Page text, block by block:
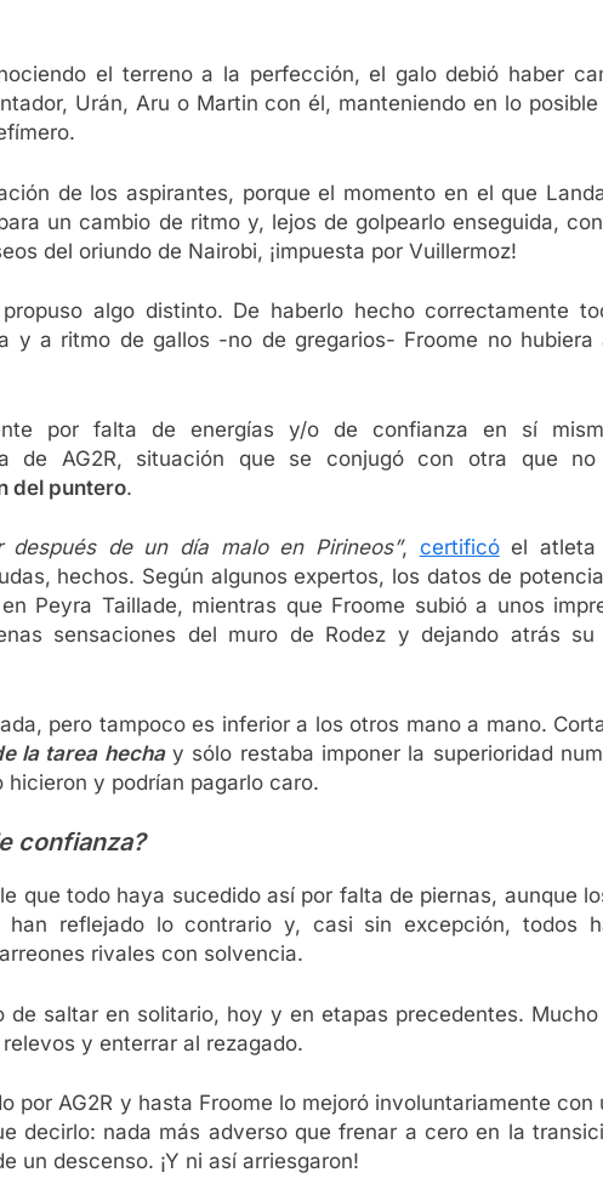
el terreno a la perfección, el galo debió haber
Urán, Aru o Martin con él, manteniendo en lo
de los aspirantes, porque el momento en el que
un cambio de ritmo y, lejos de golpearlo enseguida,
del oriundo de Nairobi, ¡impuesta por Vuillermoz!
algo distinto. De haberlo hecho correctamente
y a ritmo de gallos -no de gregarios- Froome no hubiera
por falta de energías y/o de confianza en sí
de AG2R, situación que se conjugó con otra que
del puntero.
después de un día malo en Pirineos”, certificóel atleta
hechos. Según algunos expertos, los datos de
Peyra Taillade, mientras que Froome subió a unos
sensaciones del muro de Rodez y dejando atrás su
pero tampoco es inferior a los otros mano a mano.
la tarea hechay sólo restaba imponer la superioridad
y podrían pagarlo caro.
confianza?
que todo haya sucedido así por falta de piernas, aunque
reflejado lo contrario y, casi sin excepción, todos
rivales con solvencia.
de saltar en solitario, hoy y en etapas precedentes.
y enterrar al rezagado.
por AG2R y hasta Froome lo mejoró involuntariamente con
decirlo: nada más adverso que frenar a cero en la
un descenso. ¡Y ni así arriesgaron!